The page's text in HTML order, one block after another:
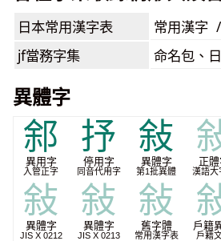
日本常用漢字表 常用漢字
jf當務字集 命名包、
異體字
䣄
異用字
入管正字
抒
停用字
同音代用字
敍
異體字
第1批異體
正體
漢語大
敍
異體字
JIS X 0212
敍
異體字
JIS X 0213
敍
舊字體
常用漢字表
戶籍
戶籍